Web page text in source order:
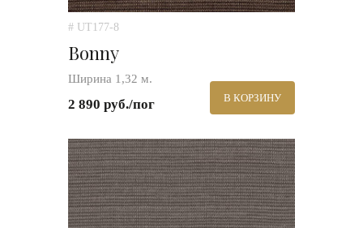
# UT177-8
Bonny
Ширина 1,32 м.
2 890 руб./пог В КОРЗИНУ